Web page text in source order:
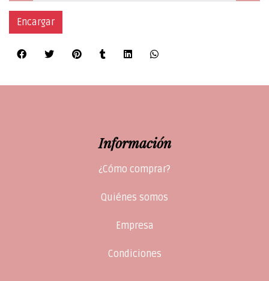
Encargar
Información
¿Cómo comprar?
Quiénes somos
Empresa
Condiciones